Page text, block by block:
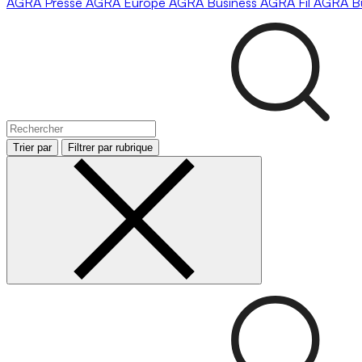
Trier par Filtrer par rubrique